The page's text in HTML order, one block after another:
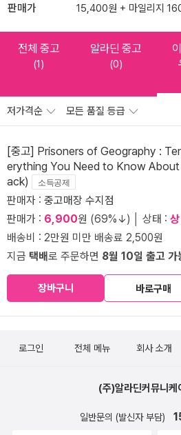
판매가 15,400원 + 마일리지
전체 중고
(1)
알라딘 중고
(0)
저가격순 모든 품질 등급
[중고] Prisoners of Geography :
erything You Need to Know
ack)
소득공제
판매자 : 중고매장 수지점
판매가 : 6,900원 (69%↓) │ 상태 : 상
배송비 : 2만원 미만 배송료 2,500원
지금 택배로 주문하면 8월 10일 출고 가
장바구니 바로구매
로그인 전체 메뉴 회사 소개
(주)알라딘커뮤니케
일반문의 (발신자 부담)